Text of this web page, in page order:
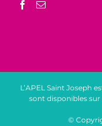
L’APEL Saint Joseph
sont disponibles
©